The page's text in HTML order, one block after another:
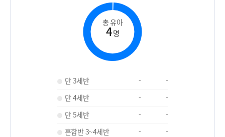
총 유아
4명
만 3세반 -
-
만 4세반
-
-
만 5세반
-
-
혼합반 3~4세반
-
-